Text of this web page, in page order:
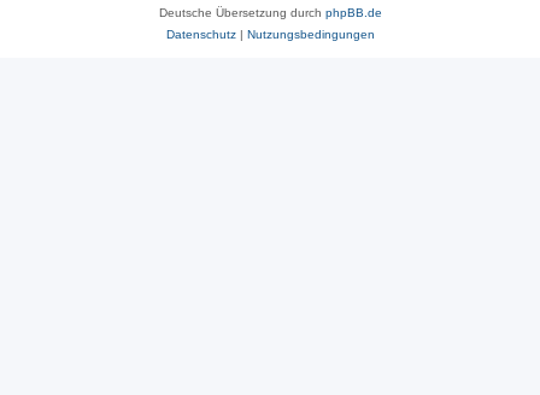
Deutsche Übersetzung durch phpBB.de
Datenschutz| Nutzungsbedingungen